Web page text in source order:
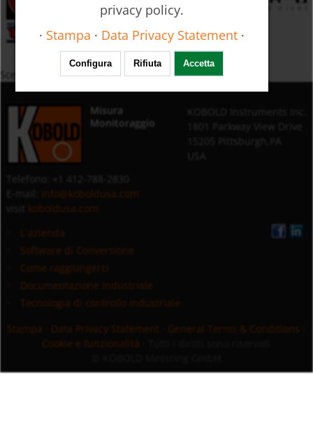
Scelta Prodotti per Descrizione
Misura
Monitoraggio
info@koboldusa.com
koboldusa.com
L`azienda
Software di Conversione
Come raggiungerci
Documentazione industriale
Tecnologia di controllo industriale
Stampa
Data Privacy Statement General Terms & Conditions
Cookie e funzionalità
privacy policy.
· Stampa · Data Privacy Statement ·
Configura Rifiuta Accetta